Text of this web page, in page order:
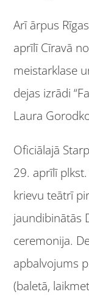
Arī ārpus
aprīlī Cīravā
meistarklase
dejas izrādi
Laura
Oficiālajā
29. aprīlī
krievu teātrī
jaundibinātās
ceremonija.
apbalvojums
(baletā,